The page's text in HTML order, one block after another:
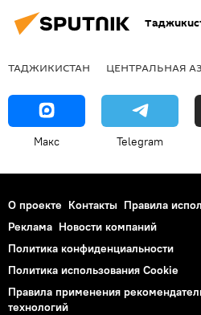
ТАДЖИКИСТАН ЦЕНТРАЛЬНАЯ
Макс Telegram
О проекте Контакты Правила
Реклама Новости компаний
Политика конфиденциальности
Политика использования Cookie
Правила применения
технологий